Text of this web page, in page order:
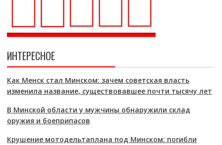
ИНТЕРЕСНОЕ
Как Менск стал Минском: зачем советская власть
изменила название, существовавшее почти тысячу лет
В Минской области у мужчины обнаружили склад
оружия и боеприпасов
Крушение мотодельтаплана под Минском: погибли